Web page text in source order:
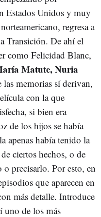
Estados Unidos y muy
regresa a
Transición. De ahí el
como Felicidad Blanc,
Matute, Nuria
las memorias sí derivan,
con la que
si bien era
de los hijos se había
apenas había tenido la
ciertos hechos, o de
precisarlo. Por esto, en
que aparecen en
más detalle. Introduce
uno de los más